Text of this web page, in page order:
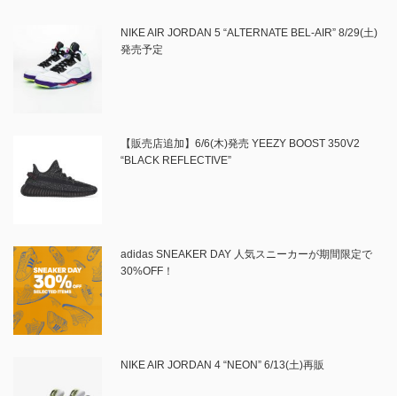
NIKE AIR JORDAN 5 “ALTERNATE BEL-AIR” 8/29(土)
発売予定
【販売店追加】6/6(木)発売 YEEZY BOOST 350V2
“BLACK REFLECTIVE”
adidas SNEAKER DAY 人気スニーカーが期間限定で
30%OFF！
NIKE AIR JORDAN 4 “NEON” 6/13(土)再販